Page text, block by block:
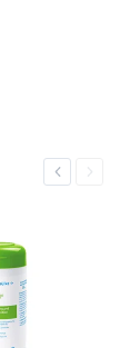
PreviousNext